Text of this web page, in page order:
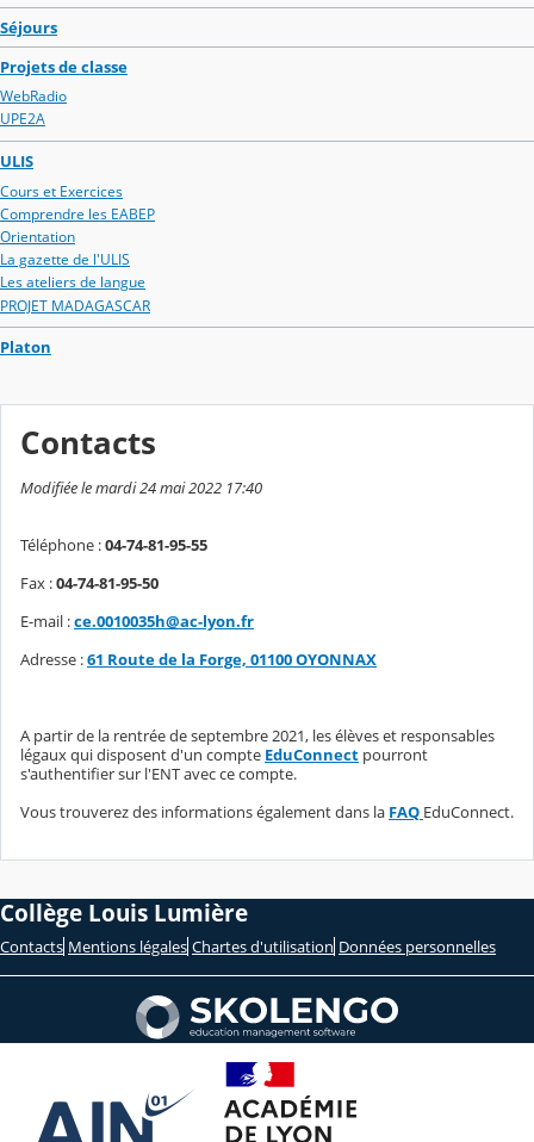
Séjours
Projets de classe
WebRadio
UPE2A
ULIS
Cours et Exercices
Comprendre les EABEP
Orientation
La gazette de l'ULIS
Les ateliers de langue
PROJET MADAGASCAR
Platon
Contacts
Modifiée le mardi 24 mai 2022 17:40
Téléphone :04-74-81-95-55
Fax :04-74-81-95-50
E-mail :ce.0010035h@ac-lyon.fr
Adresse :61 Route de la Forge, 01100 OYONNAX
A partir de la rentrée de septembre 2021, les élèves et responsables
légaux qui disposent d'un compte EduConnect pourront
s'authentifier sur l'ENT avec ce compte.
Vous trouverez des informations également dans la FAQ EduConnect.
Collège Louis Lumière
Contacts Mentions légales Chartes d'utilisation Données personnelles